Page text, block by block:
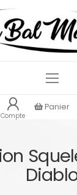
Compte
Panier